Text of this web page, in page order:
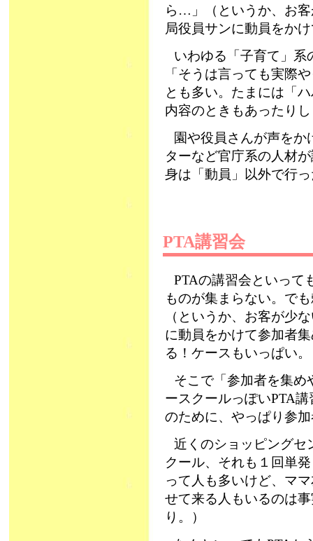
ら…」（というか、お
局役員サンに動員をか
いわゆる「子育て」系
「そうは言っても実際
とも多い。たまには「
内容のときもあったり
園や役員さんが声を
ターなど官庁系の人材
身は「動員」以外で行
PTA講習会
PTAの講習会といって
ものが集まらない。で
（というか、お客が少
に動員をかけて参加者
る！ケースもいっぱい。
そこで「参加者を集め
ースクールっぽいPTA
のために、やっぱり参
近くのショッピングセ
クール、それも１回単
って人も多いけど、マ
せて来る人もいるのは
り。）